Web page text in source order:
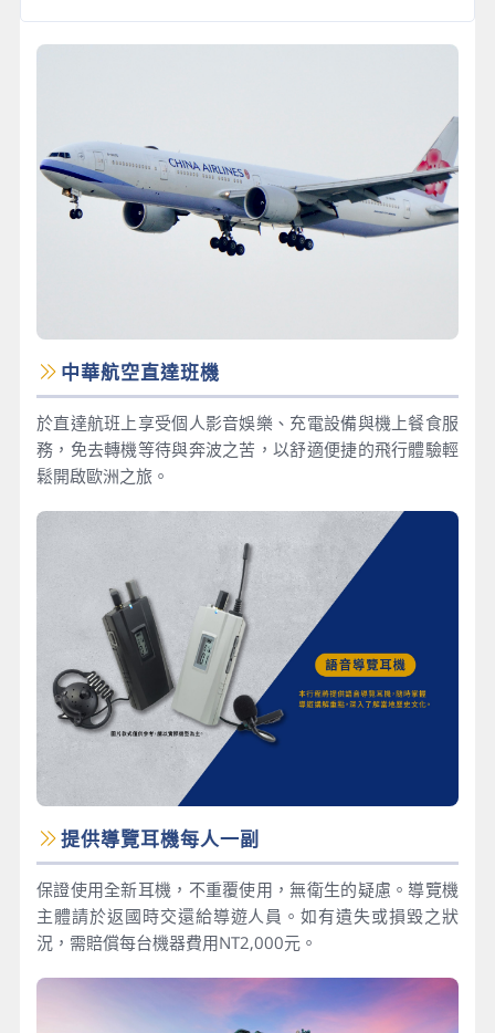
中華航空直達班機
於直達航班上享受個人影音娛樂、充電設備與機上餐食服
務，免去轉機等待與奔波之苦，以舒適便捷的飛行體驗輕
鬆開啟歐洲之旅。
提供導覽耳機每人一副
保證使用全新耳機，不重覆使用，無衛生的疑慮。導覽機
主體請於返國時交還給導遊人員。如有遺失或損毀之狀
況，需賠償每台機器費用NT2,000元。